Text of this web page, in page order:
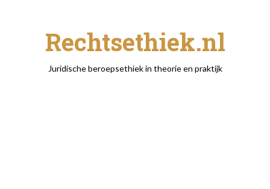
Rechtsethiek.nl
Juridische beroepsethiek in theorie en praktijk